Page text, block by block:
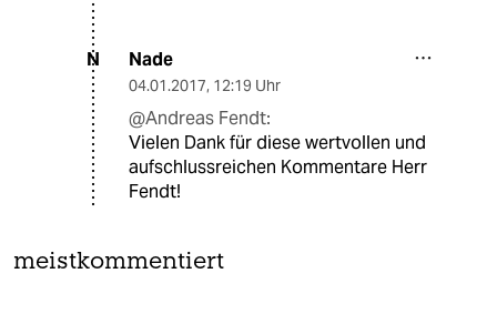
N Nade
04.01.2017, 12:19 Uhr
@Andreas Fendt:
Vielen Dank für diese wertvollen und
aufschlussreichen Kommentare Herr
Fendt!
meistkommentiert